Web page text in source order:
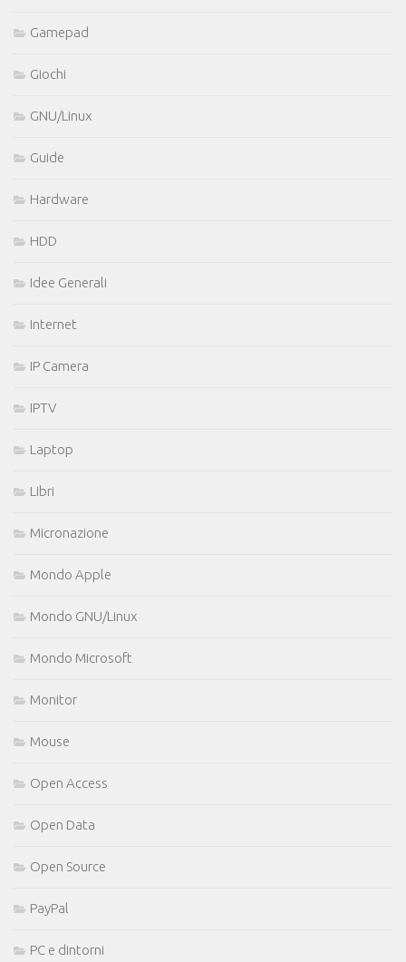
Gamepad
Giochi
GNU/Linux
Guide
Hardware
HDD
Idee Generali
Internet
IP Camera
IPTV
Laptop
Libri
Micronazione
Mondo Apple
Mondo GNU/Linux
Mondo Microsoft
Monitor
Mouse
Open Access
Open Data
Open Source
PayPal
PC e dintorni